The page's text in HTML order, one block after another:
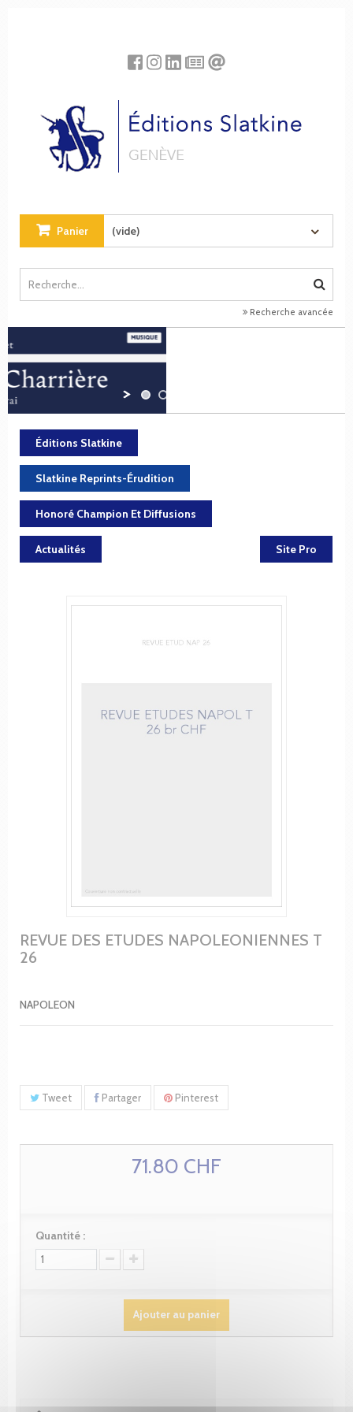
Panier (vide)
Recherche avancée
Éditions Slatkine
Slatkine Reprints-Érudition
Honoré Champion Et Diffusions
Actualités Site Pro
REVUE DES ETUDES NAPOLEONIENNES T
26
NAPOLEON
Tweet Partager Pinterest
71.80 CHF
Quantité :
Ajouter au panier